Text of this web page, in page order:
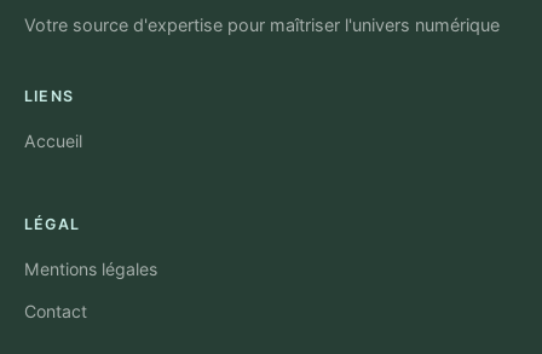
Votre source d'expertise pour maîtriser l'univers numérique
LIENS
Accueil
LÉGAL
Mentions légales
Contact